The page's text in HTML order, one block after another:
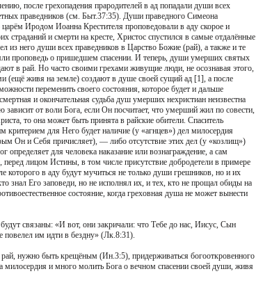
после грехопадения прародителей в ад попадали души всех
праведников (см. Быт.37:35). Души праведного Симеона
Иродом Иоанна Крестителя проповедовали в аду скорое и
страданий и смерти на кресте, Христос спустился в самые отдалённые
из него души всех праведников в Царство Божие (рай), а также и те
проповедь о пришедшем спасении. И теперь, души умерших святых
в рай. Но часто своими грехами живущие люди, не осознавая этого,
(ещё живя на земле) создают в душе своей сущий ад [1], а после
переменить своего состояния, которое будет и дальше
и окончательная судьба душ умерших нехристиан неизвестна
от воли Бога, если Он посчитает, что умерший жил по совести,
то она может быть принята в райские обители. Спаситель
критерием для Него будет наличие (у «агнцев») дел милосердия
Он и Себя причисляет), — либо отсутствие этих дел (у «козлищ»)
для человека наказание или вознаграждение, а сам
перед лицом Истины, в том числе присутствие добродетели в примере
которого в аду будут мучиться не только души грешников, но и их
знал Его заповеди, но не исполнял их, и тех, кто не прощал обиды на
состояние, когда греховная душа не может вынести
связаны: «И вот, они закричали: что Тебе до нас, Иисус, Сын
им идти в бездну» (Лк.8:31).
нужно быть крещёным (Ин.3:5), придерживаться богооткровенного
и много молить Бога о вечном спасении своей души, живя